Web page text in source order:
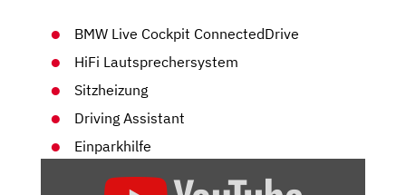
BMW Live Cockpit ConnectedDrive
HiFi Lautsprechersystem
Sitzheizung
Driving Assistant
Einparkhilfe